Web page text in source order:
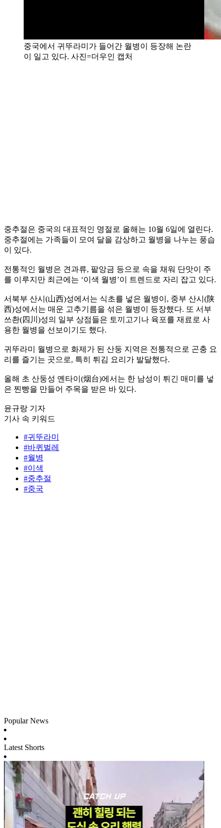
중국에서 귀뚜라미가 들어간 월병이 등장해 논란
이 일고 있다. 사진=더우인 캡처
중추절은 중국의 대표적인 명절로 올해는 10월 6일에 열린다.
중추절에는 가족들이 모여 달을 감상하고 월병을 나누는 풍습
이 있다.
전통적인 월병은 견과류, 팥앙금 등으로 속을 채워 단맛이 주
를 이루지만 최근에는 ‘이색 월병’이 트렌드로 자리 잡고 있다.
서북부 산시(山西)성에서는 식초를 넣은 월병이, 중부 산시(陕
西)성에서는 매운 고추기름을 섞은 월병이 등장했다. 또 서부
쓰촨(四川)성의 일부 상점들은 토끼고기나 육포를 재료로 사
용한 월병을 선보이기도 했다.
귀뚜라미 월병으로 화제가 된 산둥 지역은 전통적으로 곤충 요
리를 즐기는 곳으로, 특히 튀김 요리가 발달했다.
올해 초 산둥성 옌타이(烟台)에서는 한 남성이 튀긴 매미를 넣
은 찐빵을 만들어 주목을 받은 바 있다.
윤규랑 기자
기사 속 키워드
#귀뚜라미
#바퀴벌레
#월병
#이색
#중추절
#중국
Popular News
Latest Shorts